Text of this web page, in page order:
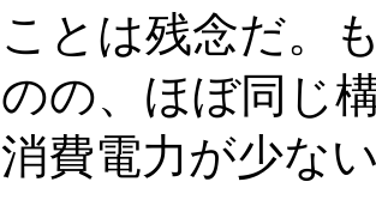
ことは残念だ。
のの、ほぼ同じ
消費電力が少な